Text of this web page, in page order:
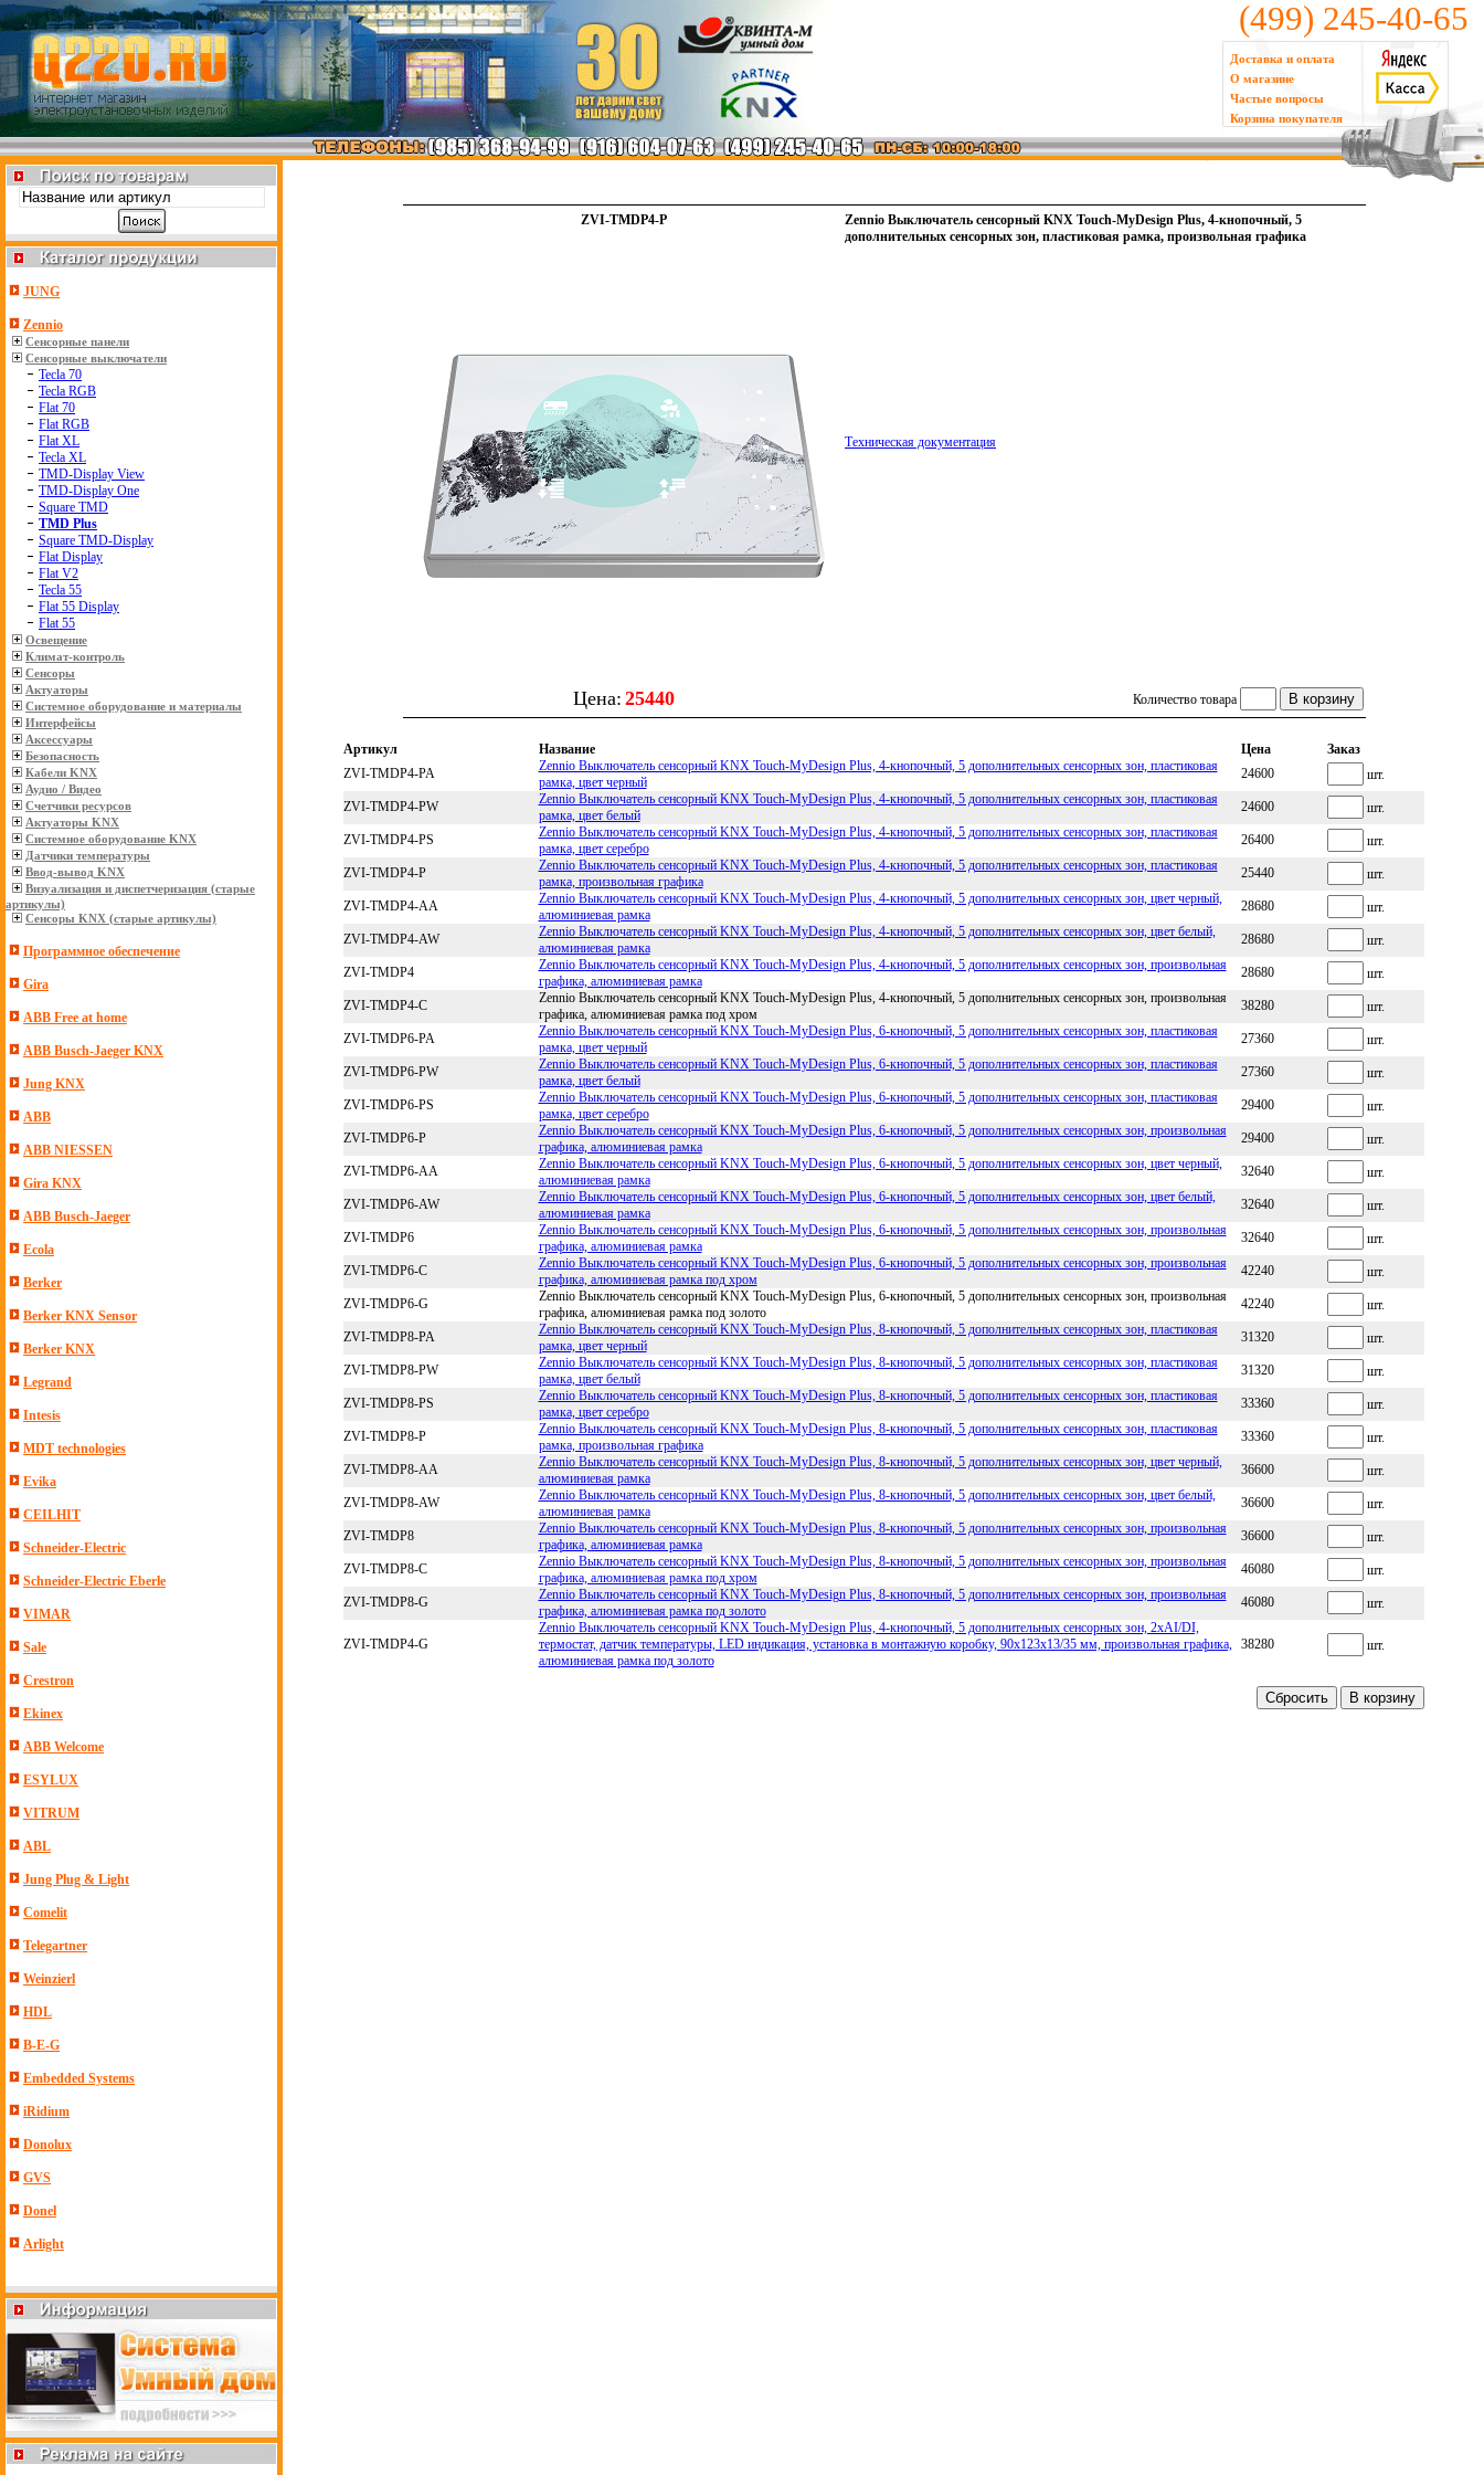
(499) 245-40-65
Доставка и оплата
О магазине
Частые вопросы
Корзина покупателя
JUNG
Zennio
Сенсорные панели
Сенсорные выключатели
Tecla 70
Tecla RGB
Flat 70
Flat RGB
Flat XL
Tecla XL
TMD-Display View
TMD-Display One
Square TMD
TMD Plus
Square TMD-Display
Flat Display
Flat V2
Tecla 55
Flat 55 Display
Flat 55
Освещение
Климат-контроль
Сенсоры
Актуаторы
Системное оборудование и материалы
Интерфейсы
Аксессуары
Безопасность
Кабели KNX
Аудио / Видео
Счетчики ресурсов
Актуаторы KNX
Системное оборудование KNX
Датчики температуры
Ввод-вывод KNX
Визуализация и диспетчеризация (старые
артикулы)
Сенсоры KNX (старые артикулы)
Программное обеспечение
Gira
ABB Free at home
ABB Busch-Jaeger KNX
Jung KNX
ABB
ABB NIESSEN
Gira KNX
ABB Busch-Jaeger
Ecola
Berker
Berker KNX Sensor
Berker KNX
Legrand
Intesis
MDT technologies
Evika
CEILHIT
Schneider-Electric
Schneider-Electric Eberle
VIMAR
Sale
Crestron
Ekinex
ABB Welcome
ESYLUX
VITRUM
ABL
Jung Plug & Light
Comelit
Telegartner
Weinzierl
HDL
B-E-G
Embedded Systems
iRidium
Donolux
GVS
Donel
Arlight
ZVI-TMDP4-P
Zennio Выключатель сенсорный KNX Touch-MyDesign Plus, 4-кнопочный, 5
дополнительных сенсорных зон, пластиковая рамка, произвольная графика
Техническая документация
Цена: 25440 Количество товара
Артикул Название Цена
Заказ
ZVI-TMDP4-PA
Zennio Выключатель сенсорный KNX Touch-MyDesign Plus, 4-кнопочный, 5 дополнительных сенсорных зон, пластиковая
рамка, цвет черный
24600 шт.
ZVI-TMDP4-PW
Zennio Выключатель сенсорный KNX Touch-MyDesign Plus, 4-кнопочный, 5 дополнительных сенсорных зон, пластиковая
рамка, цвет белый
24600 шт.
ZVI-TMDP4-PS
Zennio Выключатель сенсорный KNX Touch-MyDesign Plus, 4-кнопочный, 5 дополнительных сенсорных зон, пластиковая
рамка, цвет серебро
26400 шт.
ZVI-TMDP4-P
Zennio Выключатель сенсорный KNX Touch-MyDesign Plus, 4-кнопочный, 5 дополнительных сенсорных зон, пластиковая
рамка, произвольная графика
25440 шт.
ZVI-TMDP4-AA
Zennio Выключатель сенсорный KNX Touch-MyDesign Plus, 4-кнопочный, 5 дополнительных сенсорных зон, цвет черный,
алюминиевая рамка
28680 шт.
ZVI-TMDP4-AW
Zennio Выключатель сенсорный KNX Touch-MyDesign Plus, 4-кнопочный, 5 дополнительных сенсорных зон, цвет белый,
алюминиевая рамка
28680 шт.
ZVI-TMDP4
Zennio Выключатель сенсорный KNX Touch-MyDesign Plus, 4-кнопочный, 5 дополнительных сенсорных зон, произвольная
графика, алюминиевая рамка
28680 шт.
ZVI-TMDP4-C
Zennio Выключатель сенсорный KNX Touch-MyDesign Plus, 4-кнопочный, 5 дополнительных сенсорных зон, произвольная
графика, алюминиевая рамка под хром
38280 шт.
ZVI-TMDP6-PA
Zennio Выключатель сенсорный KNX Touch-MyDesign Plus, 6-кнопочный, 5 дополнительных сенсорных зон, пластиковая
рамка, цвет черный
27360 шт.
ZVI-TMDP6-PW
Zennio Выключатель сенсорный KNX Touch-MyDesign Plus, 6-кнопочный, 5 дополнительных сенсорных зон, пластиковая
рамка, цвет белый
27360 шт.
ZVI-TMDP6-PS
Zennio Выключатель сенсорный KNX Touch-MyDesign Plus, 6-кнопочный, 5 дополнительных сенсорных зон, пластиковая
рамка, цвет серебро
29400 шт.
ZVI-TMDP6-P
Zennio Выключатель сенсорный KNX Touch-MyDesign Plus, 6-кнопочный, 5 дополнительных сенсорных зон, произвольная
графика, алюминиевая рамка
29400 шт.
ZVI-TMDP6-AA
Zennio Выключатель сенсорный KNX Touch-MyDesign Plus, 6-кнопочный, 5 дополнительных сенсорных зон, цвет черный,
алюминиевая рамка
32640 шт.
ZVI-TMDP6-AW
Zennio Выключатель сенсорный KNX Touch-MyDesign Plus, 6-кнопочный, 5 дополнительных сенсорных зон, цвет белый,
алюминиевая рамка
32640 шт.
ZVI-TMDP6
Zennio Выключатель сенсорный KNX Touch-MyDesign Plus, 6-кнопочный, 5 дополнительных сенсорных зон, произвольная
графика, алюминиевая рамка
32640 шт.
ZVI-TMDP6-C
Zennio Выключатель сенсорный KNX Touch-MyDesign Plus, 6-кнопочный, 5 дополнительных сенсорных зон, произвольная
графика, алюминиевая рамка под хром
42240 шт.
ZVI-TMDP6-G
Zennio Выключатель сенсорный KNX Touch-MyDesign Plus, 6-кнопочный, 5 дополнительных сенсорных зон, произвольная
графика, алюминиевая рамка под золото
42240 шт.
ZVI-TMDP8-PA
Zennio Выключатель сенсорный KNX Touch-MyDesign Plus, 8-кнопочный, 5 дополнительных сенсорных зон, пластиковая
рамка, цвет черный
31320 шт.
ZVI-TMDP8-PW
Zennio Выключатель сенсорный KNX Touch-MyDesign Plus, 8-кнопочный, 5 дополнительных сенсорных зон, пластиковая
рамка, цвет белый
31320 шт.
ZVI-TMDP8-PS
Zennio Выключатель сенсорный KNX Touch-MyDesign Plus, 8-кнопочный, 5 дополнительных сенсорных зон, пластиковая
рамка, цвет серебро
33360 шт.
ZVI-TMDP8-P
Zennio Выключатель сенсорный KNX Touch-MyDesign Plus, 8-кнопочный, 5 дополнительных сенсорных зон, пластиковая
рамка, произвольная графика
33360 шт.
ZVI-TMDP8-AA
Zennio Выключатель сенсорный KNX Touch-MyDesign Plus, 8-кнопочный, 5 дополнительных сенсорных зон, цвет черный,
алюминиевая рамка
36600 шт.
ZVI-TMDP8-AW
Zennio Выключатель сенсорный KNX Touch-MyDesign Plus, 8-кнопочный, 5 дополнительных сенсорных зон, цвет белый,
алюминиевая рамка
36600 шт.
ZVI-TMDP8
Zennio Выключатель сенсорный KNX Touch-MyDesign Plus, 8-кнопочный, 5 дополнительных сенсорных зон, произвольная
графика, алюминиевая рамка
36600 шт.
ZVI-TMDP8-C
Zennio Выключатель сенсорный KNX Touch-MyDesign Plus, 8-кнопочный, 5 дополнительных сенсорных зон, произвольная
графика, алюминиевая рамка под хром
46080 шт.
ZVI-TMDP8-G
Zennio Выключатель сенсорный KNX Touch-MyDesign Plus, 8-кнопочный, 5 дополнительных сенсорных зон, произвольная
графика, алюминиевая рамка под золото
46080 шт.
ZVI-TMDP4-G
Zennio Выключатель сенсорный KNX Touch-MyDesign Plus, 4-кнопочный, 5 дополнительных сенсорных зон, 2хAI/DI,
термостат, датчик температуры, LED индикация, установка в монтажную коробку, 90х123х13/35 мм, произвольная графика,
алюминиевая рамка под золото
38280 шт.